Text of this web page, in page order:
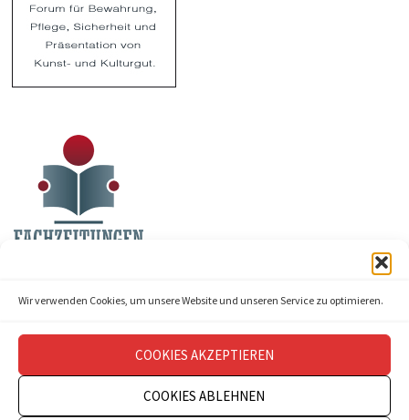
Wir verwenden Cookies, um unsere Website und unseren Service zu optimieren.
COOKIES AKZEPTIEREN
COOKIES ABLEHNEN